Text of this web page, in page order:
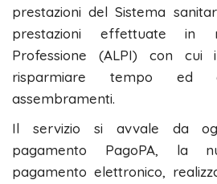
prestazioni del Sistema
prestazioni effettuate in
Professione (ALPI) con cui
risparmiare tempo ed
assembramenti.
Il servizio si avvale da
pagamento PagoPA, la
pagamento elettronico,